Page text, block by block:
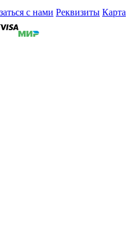
с нами Реквизиты Карта